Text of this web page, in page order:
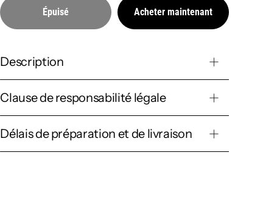
Épuisé Acheter maintenant
Description
Clause de responsabilité légale
Délais de préparation et de livraison